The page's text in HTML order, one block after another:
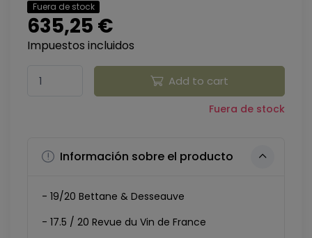
Fuera de stock
635,25 €
Impuestos incluidos
Add to cart
Fuera de stock
Información sobre el producto
- 19/20 Bettane & Desseauve
- 17.5 / 20 Revue du Vin de France